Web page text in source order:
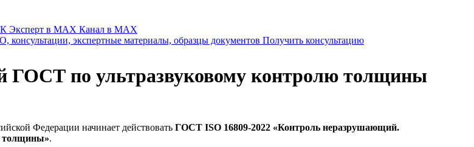
Канал в MAX
Получить консультацию
ГОСТ по ультразвуковому контролю толщины
Федерации начинает действовать ГОСТ ISO 16809-2022 «Контроль неразрушающий.
толщины».